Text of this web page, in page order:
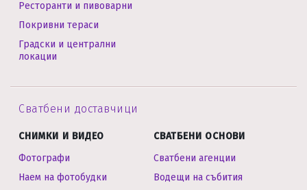
Ресторанти и пивоварни
Покривни тераси
Градски и централни
локации
Сватбени доставчици
СНИМКИ И ВИДЕО
Фотографи
Наем на фотобудки
СВАТБЕНИ ОСНОВИ
Сватбени агенции
Водещи на събития